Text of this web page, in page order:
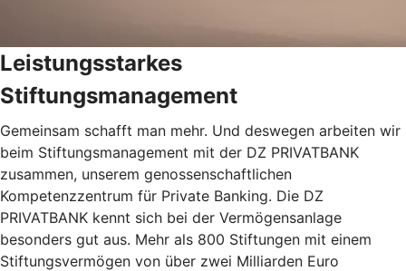
Leistungsstarkes
Stiftungsmanagement
Gemeinsam schafft man mehr. Und deswegen arbeiten wir
beim Stiftungsmanagement mit der DZ PRIVATBANK
zusammen, unserem genossenschaftlichen
Kompetenzzentrum für Private Banking. Die DZ
PRIVATBANK kennt sich bei der Vermögensanlage
besonders gut aus. Mehr als 800 Stiftungen mit einem
Stiftungsvermögen von über zwei Milliarden Euro